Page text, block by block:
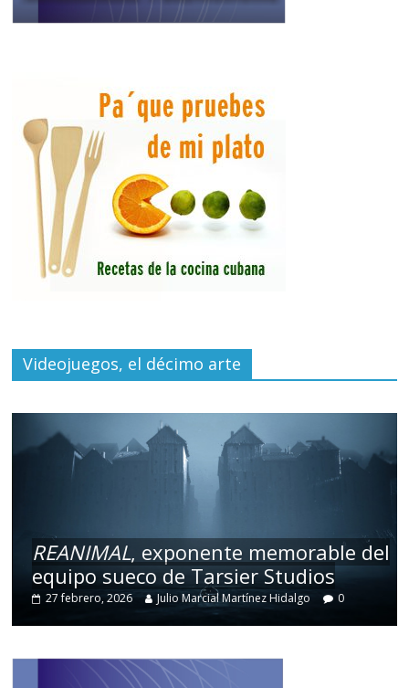
Videojuegos, el décimo arte
REANIMAL, exponente memorable del
equipo sueco de Tarsier Studios
27 febrero, 2026 Julio Marcial Martínez Hidalgo 0